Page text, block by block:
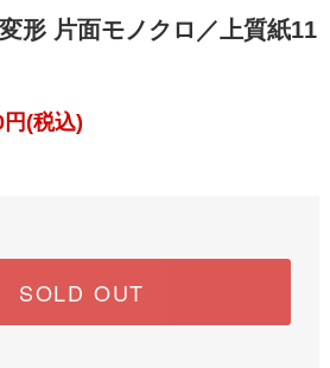
形 片面モノクロ／上質紙11
(税込)
SOLD OUT